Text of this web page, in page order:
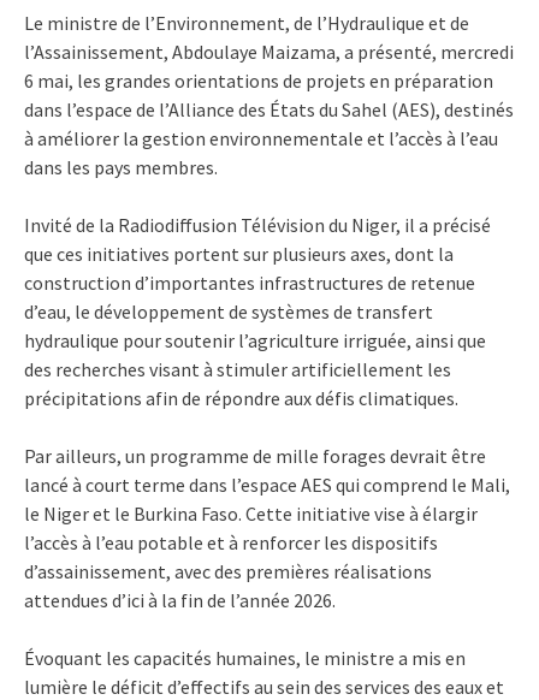
Le ministre de l’Environnement, de l’Hydraulique et de
l’Assainissement, Abdoulaye Maizama, a présenté, mercredi
6 mai, les grandes orientations de projets en préparation
dans l’espace de l’Alliance des États du Sahel (AES), destinés
à améliorer la gestion environnementale et l’accès à l’eau
dans les pays membres.
Invité de la Radiodiffusion Télévision du Niger, il a précisé
que ces initiatives portent sur plusieurs axes, dont la
construction d’importantes infrastructures de retenue
d’eau, le développement de systèmes de transfert
hydraulique pour soutenir l’agriculture irriguée, ainsi que
des recherches visant à stimuler artificiellement les
précipitations afin de répondre aux défis climatiques.
Par ailleurs, un programme de mille forages devrait être
lancé à court terme dans l’espace AES qui comprend le Mali,
le Niger et le Burkina Faso. Cette initiative vise à élargir
l’accès à l’eau potable et à renforcer les dispositifs
d’assainissement, avec des premières réalisations
attendues d’ici à la fin de l’année 2026.
Évoquant les capacités humaines, le ministre a mis en
lumière le déficit d’effectifs au sein des services des eaux et